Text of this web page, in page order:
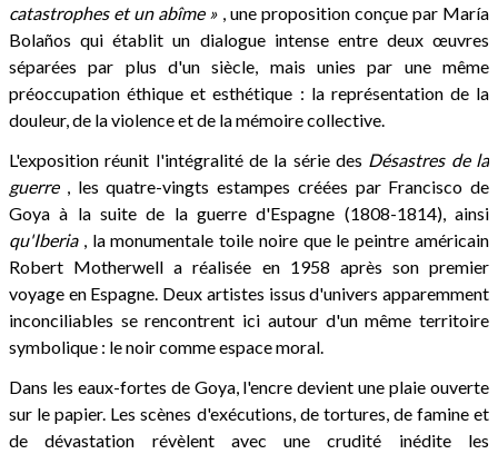
catastrophes et un abîme », une proposition conçue par María
Bolaños qui établit un dialogue intense entre deux œuvres
séparées par plus d'un siècle, mais unies par une même
préoccupation éthique et esthétique : la représentation de la
douleur, de la violence et de la mémoire collective.
L'exposition réunit l'intégralité de la série des Désastres de la
guerre, les quatre-vingts estampes créées par Francisco de
Goya à la suite de la guerre d'Espagne (1808-1814), ainsi
qu'Iberia, la monumentale toile noire que le peintre américain
Robert Motherwell a réalisée en 1958 après son premier
voyage en Espagne. Deux artistes issus d'univers apparemment
inconciliables se rencontrent ici autour d'un même territoire
symbolique : le noir comme espace moral.
Dans les eaux-fortes de Goya, l'encre devient une plaie ouverte
sur le papier. Les scènes d'exécutions, de tortures, de famine et
de dévastation révèlent avec une crudité inédite les